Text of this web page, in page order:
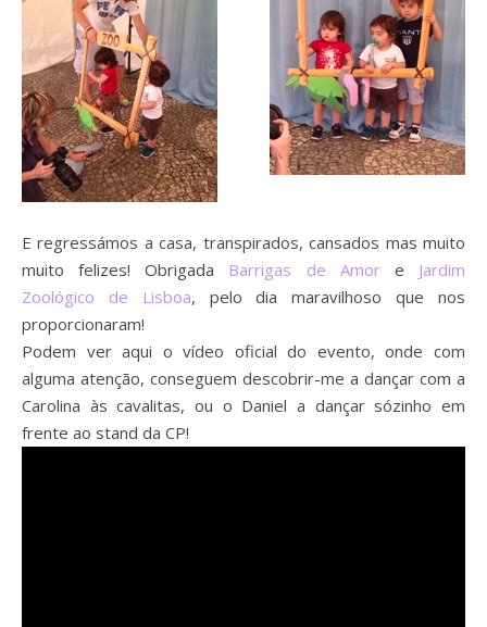
E regressámos a casa, transpirados, cansados mas muito
muito felizes! Obrigada Barrigas de Amore Jardim
Zoológico de Lisboa, pelo dia maravilhoso que nos
proporcionaram!
Podem ver aqui o vídeo oficial do evento, onde com
alguma atenção, conseguem descobrir-me a dançar com a
Carolina às cavalitas, ou o Daniel a dançar sózinho em
frente ao stand da CP!